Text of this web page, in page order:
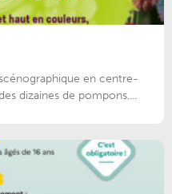
en centre-
dizaines de pompons,...